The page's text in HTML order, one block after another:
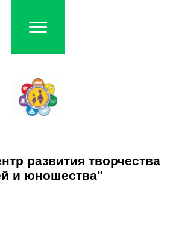
развития творчества
и юношества"